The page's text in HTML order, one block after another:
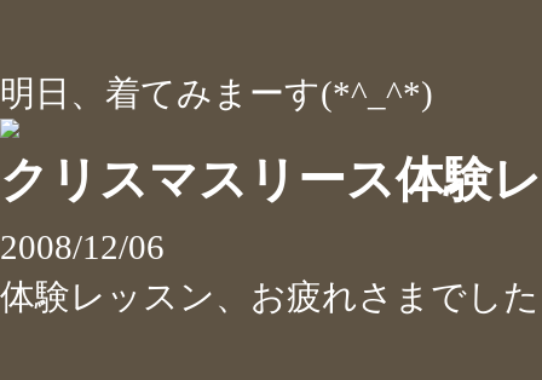
明日、着てみまーす(*^_^*)
クリスマスリース体験
2008/12/06
体験レッスン、お疲れさまでし